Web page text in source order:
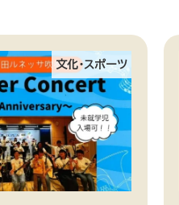
文化・スポーツ